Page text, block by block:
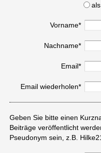
Vorname*
Nachname*
Email*
Email wiederholen*
Geben Sie bitte einen
Beiträge veröffentlicht
Pseudonym sein, z.B.